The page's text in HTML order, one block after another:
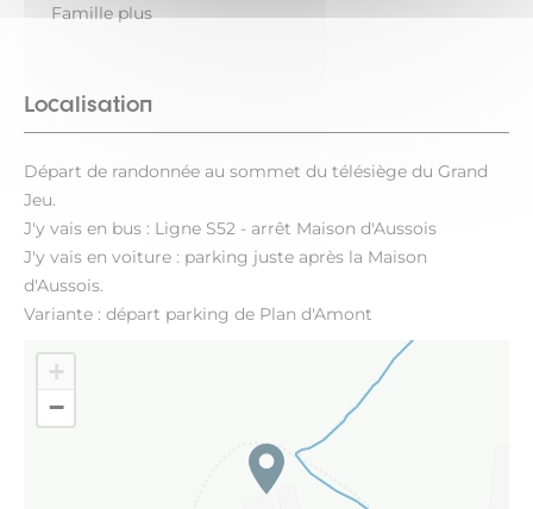
Famille plus
Localisation
Départ de randonnée au sommet du télésiège du Grand
Jeu.
J'y vais en bus : Ligne S52 - arrêt Maison d'Aussois
J'y vais en voiture : parking juste après la Maison
d'Aussois.
Variante : départ parking de Plan d'Amont
+
−